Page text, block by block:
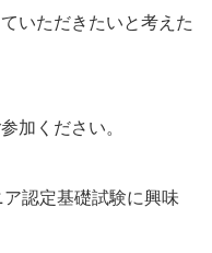
いただきたいと考えた
加ください。
認定基礎試験に興味